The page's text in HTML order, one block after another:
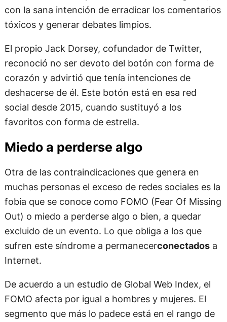
con la sana intención de erradicar los comentarios
tóxicos y generar debates limpios.
El propio Jack Dorsey, cofundador de Twitter,
reconoció no ser devoto del botón con forma de
corazón y advirtió que tenía intenciones de
deshacerse de él. Este botón está en esa red
social desde 2015, cuando sustituyó a los
favoritos con forma de estrella.
Miedo a perderse algo
Otra de las contraindicaciones que genera en
muchas personas el exceso de redes sociales es la
fobia que se conoce como FOMO (Fear Of Missing
Out) o miedo a perderse algo o bien, a quedar
excluido de un evento. Lo que obliga a los que
sufren este síndrome a permanecerconectadosa
Internet.
De acuerdo a un estudio de Global Web Index, el
FOMO afecta por igual a hombres y mujeres. El
segmento que más lo padece está en el rango de